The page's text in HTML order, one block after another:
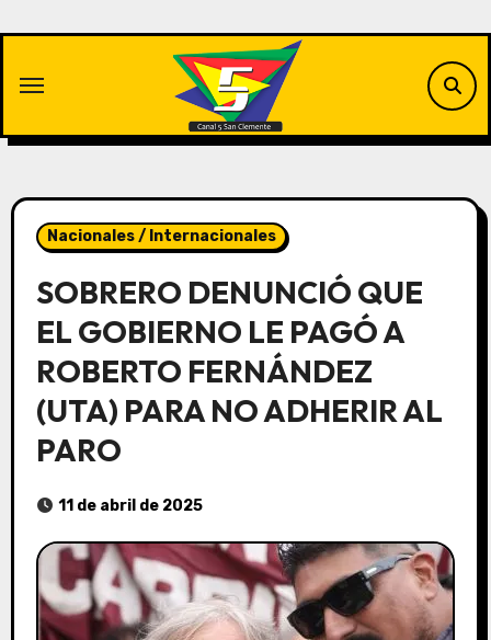
contenido
Nacionales / Internacionales
SOBRERO DENUNCIÓ QUE
EL GOBIERNO LE PAGÓ A
ROBERTO FERNÁNDEZ
(UTA) PARA NO ADHERIR AL
PARO
11 de abril de 2025